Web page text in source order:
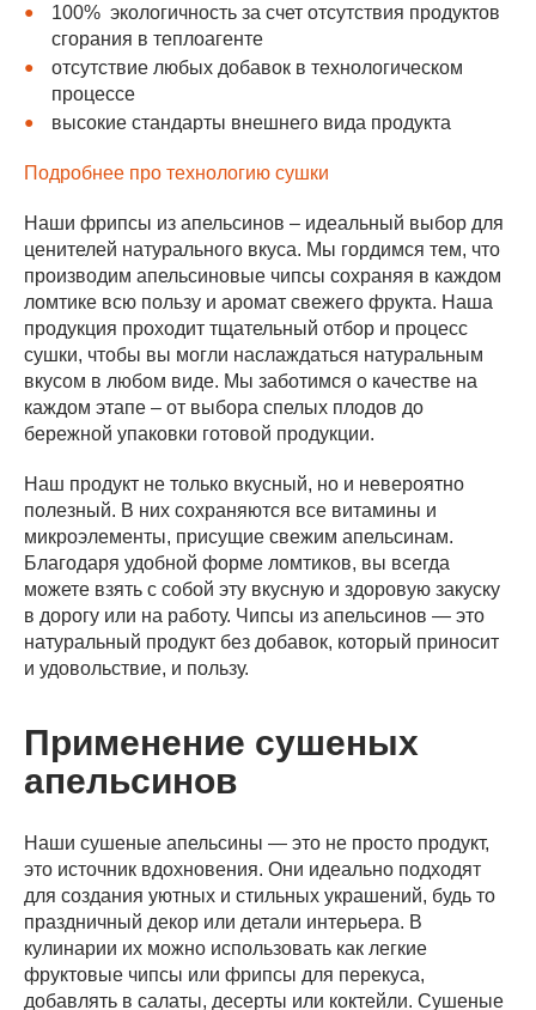
100% экологичность за счет отсутствия продуктов
сгорания в теплоагенте
отсутствие любых добавок в технологическом
процессе
высокие стандарты внешнего вида продукта
Подробнее про технологию сушки
Наши фрипсы из апельсинов – идеальный выбор для
ценителей натурального вкуса. Мы гордимся тем, что
производим апельсиновые чипсы сохраняя в каждом
ломтике всю пользу и аромат свежего фрукта. Наша
продукция проходит тщательный отбор и процесс
сушки, чтобы вы могли наслаждаться натуральным
вкусом в любом виде. Мы заботимся о качестве на
каждом этапе – от выбора спелых плодов до
бережной упаковки готовой продукции.
Наш продукт не только вкусный, но и невероятно
полезный. В них сохраняются все витамины и
микроэлементы, присущие свежим апельсинам.
Благодаря удобной форме ломтиков, вы всегда
можете взять с собой эту вкусную и здоровую закуску
в дорогу или на работу. Чипсы из апельсинов — это
натуральный продукт без добавок, который приносит
и удовольствие, и пользу.
Применение сушеных
апельсинов
Наши сушеные апельсины — это не просто продукт,
это источник вдохновения. Они идеально подходят
для создания уютных и стильных украшений, будь то
праздничный декор или детали интерьера. В
кулинарии их можно использовать как легкие
фруктовые чипсы или фрипсы для перекуса,
добавлять в салаты, десерты или коктейли. Сушеные